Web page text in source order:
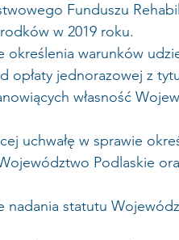
Funduszu
w 2019 roku.
określenia warunków
jednorazowej z
własność
uchwałę w sprawie
Podlaskie
nadania statutu